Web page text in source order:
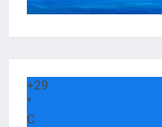
+29
°
C